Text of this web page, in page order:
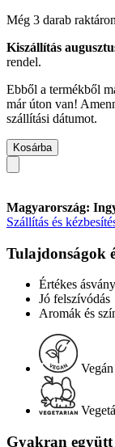
Még 3 darab raktáron
Kiszállítás
rendel.
Ebből a termékből
már úton van!
szállítási dátumot.
Kosárba
Magyarország:
Szállítás és
Tulajdonságok
Értékes
Jó felszívódás
Aromák és
Vegán
Gyakran együtt